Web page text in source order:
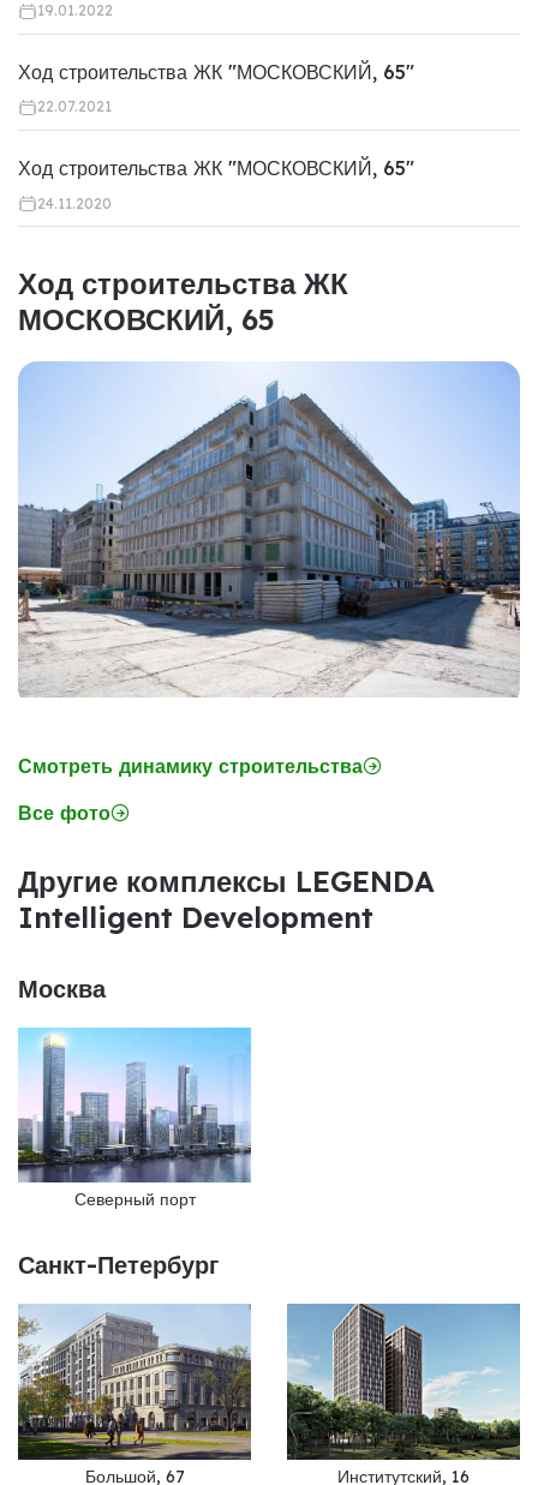
19.01.2022
Ход строительства ЖК "МОСКОВСКИЙ, 65"
22.07.2021
Ход строительства ЖК "МОСКОВСКИЙ, 65"
24.11.2020
Ход строительства ЖК
МОСКОВСКИЙ, 65
Смотреть динамику строительства
Все фото
Другие комплексы LEGENDA
Intelligent Development
Москва
Северный порт
Санкт-Петербург
Большой, 67 Институтский, 16